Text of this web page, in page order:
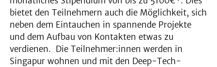
bietet den Teilnehmern auch die Möglichkeit, sich
neben dem Eintauchen in spannende Projekte
und dem Aufbau von Kontakten etwas zu
verdienen. Die Teilnehmer:innen werden in
Singapur wohnen und mit den Deep-Tech-